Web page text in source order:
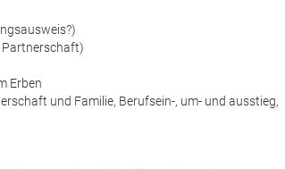
Partnerschaft)
Erben
und Familie, Berufsein-, um- und ausstieg,